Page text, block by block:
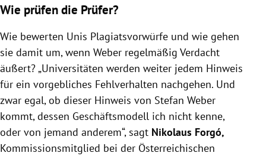
Wie prüfen die Prüfer?
Wie bewerten Unis Plagiatsvorwürfe und wie gehen
sie damit um, wenn Weber regelmäßig Verdacht
äußert? „Universitäten werden weiter jedem Hinweis
für ein vorgebliches Fehlverhalten nachgehen. Und
zwar egal, ob dieser Hinweis von Stefan Weber
kommt, dessen Geschäftsmodell ich nicht kenne,
oder von jemand anderem“, sagt Nikolaus Forgó,
Kommissionsmitglied bei der Österreichischen